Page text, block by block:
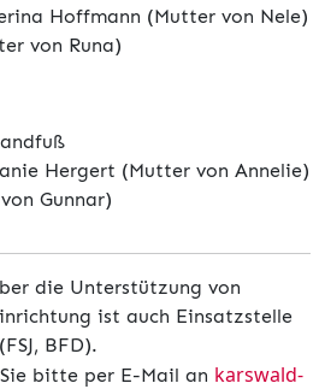
Hoffmann (Mutter von Nele)
von Runa)
Hergert (Mutter von Annelie)
Gunnar)
die Unterstützung von
ist auch Einsatzstelle
(FSJ, BFD).
bitte per E-Mail an karswald-